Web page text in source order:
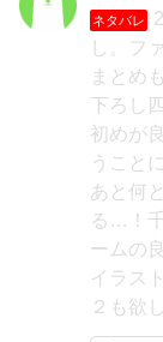
ネタバレ
し。フ
まとめ
下ろし
初めが
うこと
あと何
る…！
ームの
イラス
２も欲